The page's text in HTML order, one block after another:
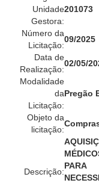
Unidade
Gestora:
201073
Número da
Licitação:
09/2025
Data de
Realização:
02/05/
Modalidade
da
Licitação:
Pregão
Objeto da
licitação:
Descrição: